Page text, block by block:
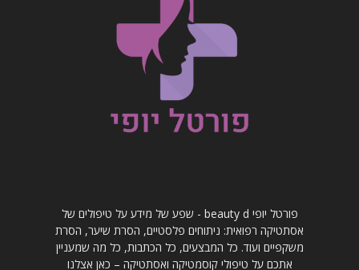
פורטל יופי beauty d - שפע של מידע על טיפולים של
אסתטיקה רפואית: ניתוחים פלסטיים, הסרת שיער, הסרת
משקפיים ועוד. כל המבצעים, כל הכתבות, כל מה שמעניין
אתכם על טיפולי קוסמטיקה ואסתטיקה – כאן אצלנו